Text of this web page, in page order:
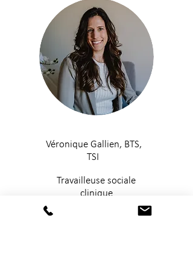
Véronique Gallien, BTS,
TSI
Travailleuse sociale
clinique